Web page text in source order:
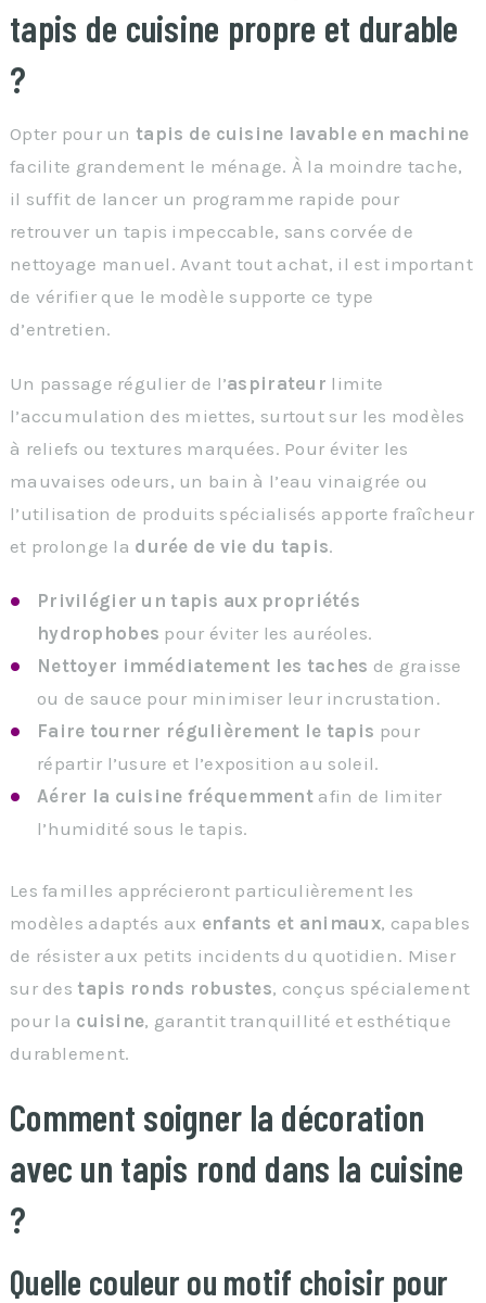
tapis de cuisine propre et durable
?
Opter pour un tapis de cuisine lavable en machine
facilite grandement le ménage. À la moindre tache,
il suffit de lancer un programme rapide pour
retrouver un tapis impeccable, sans corvée de
nettoyage manuel. Avant tout achat, il est important
de vérifier que le modèle supporte ce type
d’entretien.
Un passage régulier de l’aspirateur limite
l’accumulation des miettes, surtout sur les modèles
à reliefs ou textures marquées. Pour éviter les
mauvaises odeurs, un bain à l’eau vinaigrée ou
l’utilisation de produits spécialisés apporte fraîcheur
et prolonge la durée de vie du tapis.
Privilégier un tapis aux propriétés
hydrophobes pour éviter les auréoles.
Nettoyer immédiatement les taches de graisse
ou de sauce pour minimiser leur incrustation.
Faire tourner régulièrement le tapis pour
répartir l’usure et l’exposition au soleil.
Aérer la cuisine fréquemment afin de limiter
l’humidité sous le tapis.
Les familles apprécieront particulièrement les
modèles adaptés aux enfants et animaux, capables
de résister aux petits incidents du quotidien. Miser
sur des tapis ronds robustes, conçus spécialement
pour la cuisine, garantit tranquillité et esthétique
durablement.
Comment soigner la décoration
avec un tapis rond dans la cuisine
?
Quelle couleur ou motif choisir pour